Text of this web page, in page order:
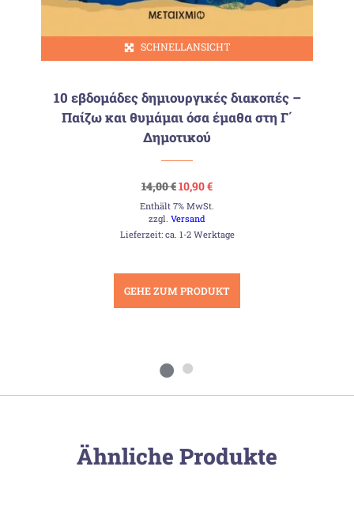
SCHNELLANSICHT
10 εβδομάδες δημιουργικές διακοπές –
Παίζω και θυμάμαι όσα έμαθα στη Γ΄
Δημοτικού
14,00€Ursprünglicher
Preis
war:
14,00 €
10,90€Aktueller
ist:
Enthält 7% MwSt.
zzgl.Versand
Lieferzeit: ca. 1-2 Werktage
GEHE ZUM PRODUKT
Ähnliche Produkte